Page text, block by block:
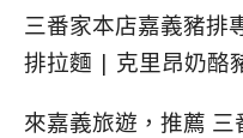
三番家本店嘉義豬
排拉麵 | 克里昂奶酪
來嘉義旅遊，推薦